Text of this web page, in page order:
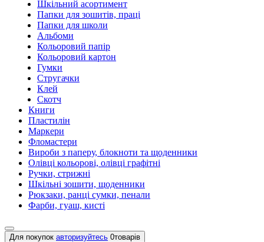
Шкільний асортимент
Папки для зошитів, праці
Папки для школи
Альбоми
Кольоровий папір
Кольоровий картон
Гумки
Стругачки
Клей
Скотч
Книги
Пластилін
Маркери
Фломастери
Вироби з паперу, блокноти та щоденники
Олівці кольорові, олівці графітні
Ручки, стрижні
Шкільні зошити, щоденники
Рюкзаки, ранці сумки, пенали
Фарби, гуаш, кисті
Для покупок авторизуйтесь 0товарів